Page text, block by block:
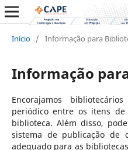
Início / Informação para
Informação
Encorajamos
periódico entre os itens
biblioteca. Além disso,
sistema de publicação de
adequado para as